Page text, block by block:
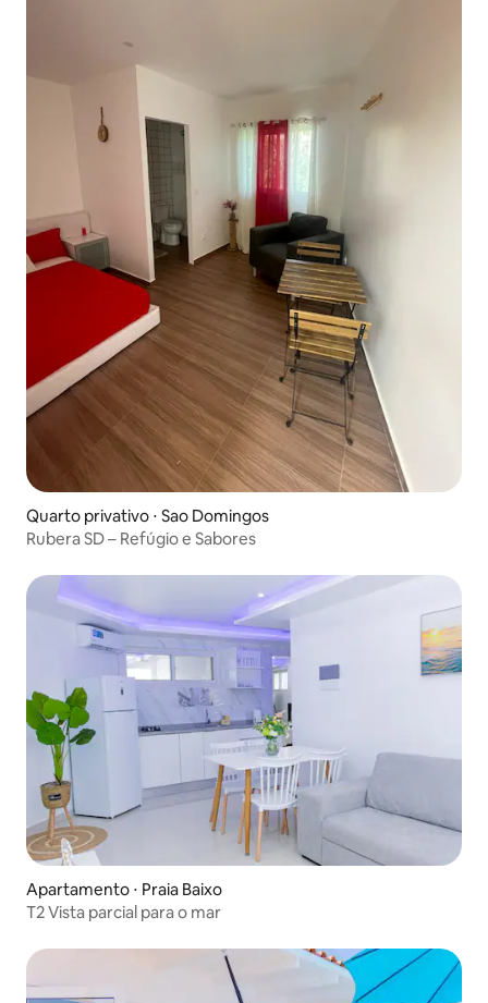
Quarto privativo ⋅ Sao Domingos
Rubera SD – Refúgio e Sabores
Apartamento ⋅ Praia Baixo
T2 Vista parcial para o mar